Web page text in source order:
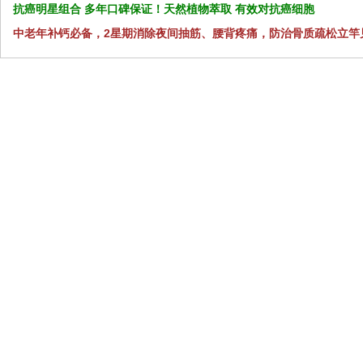
抗癌明星组合 多年口碑保证！天然植物萃取 有效对抗癌细胞
中老年补钙必备，2星期消除夜间抽筋、腰背疼痛，防治骨质疏松立竿